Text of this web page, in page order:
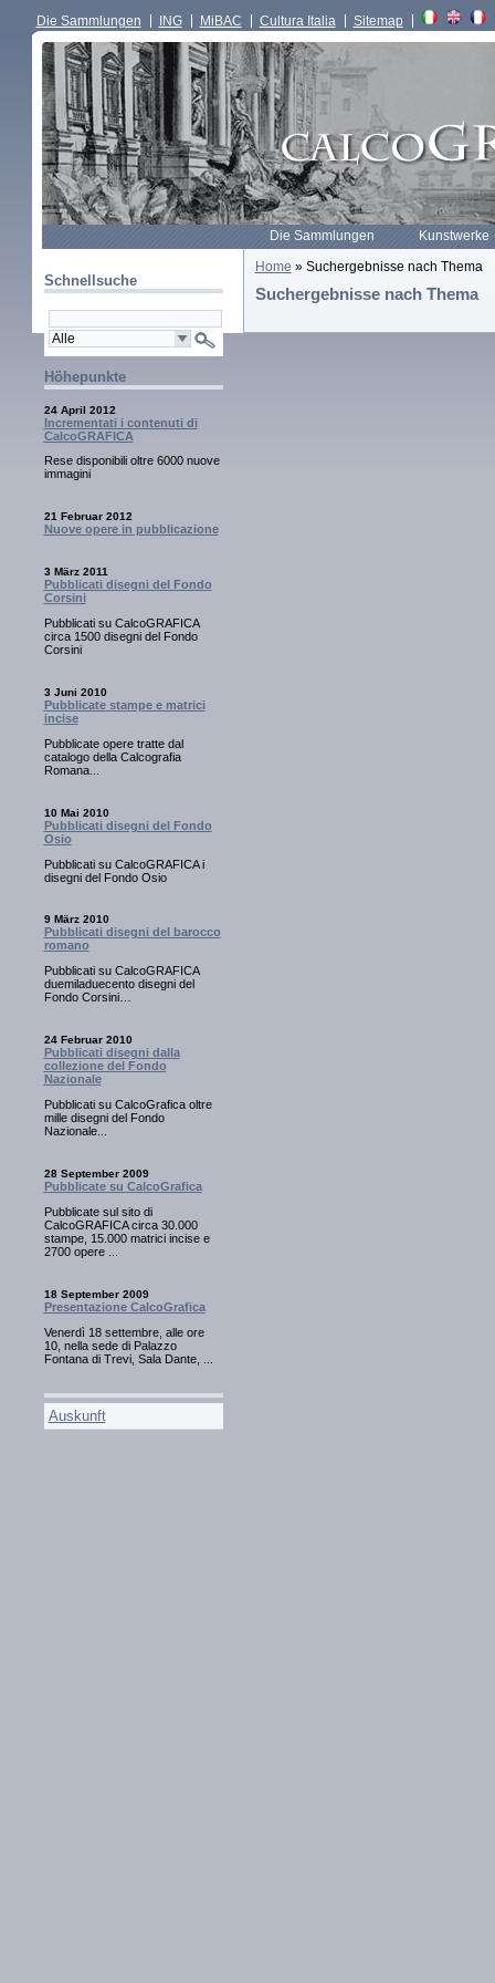
Die Sammlungen ING MiBAC Cultura Italia Sitemap
Die Sammlungen Kunstwerke
Schnellsuche
Höhepunkte
24 April 2012
Incrementati i contenuti di
CalcoGRAFICA
Rese disponibili oltre 6000 nuove
immagini
21 Februar 2012
Nuove opere in pubblicazione
3 März 2011
Pubblicati disegni del Fondo
Corsini
Pubblicati su CalcoGRAFICA
circa 1500 disegni del Fondo
Corsini
3 Juni 2010
Pubblicate stampe e matrici
incise
Pubblicate opere tratte dal
catalogo della Calcografia
Romana...
10 Mai 2010
Pubblicati disegni del Fondo
Osio
Pubblicati su CalcoGRAFICA i
disegni del Fondo Osio
9 März 2010
Pubblicati disegni del barocco
romano
Pubblicati su CalcoGRAFICA
duemiladuecento disegni del
Fondo Corsini…
24 Februar 2010
Pubblicati disegni dalla
collezione del Fondo
Nazionale
Pubblicati su CalcoGrafica oltre
mille disegni del Fondo
Nazionale...
28 September 2009
Pubblicate su CalcoGrafica
Pubblicate sul sito di
CalcoGRAFICA circa 30.000
stampe, 15.000 matrici incise e
2700 opere ...
18 September 2009
Presentazione CalcoGrafica
Venerdì 18 settembre, alle ore
10, nella sede di Palazzo
Fontana di Trevi, Sala Dante, ...
Auskunft
Home » Suchergebnisse nach Thema
Suchergebnisse nach Thema